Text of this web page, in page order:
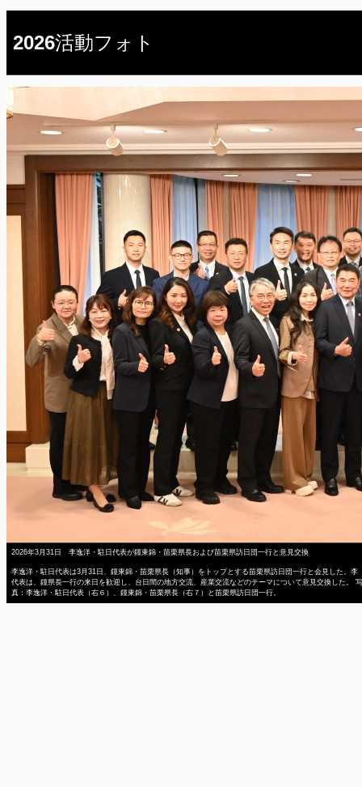
2026活動フォト
2026年3月31日 李逸洋・駐日代表が鍾東錦・苗栗県長および苗栗県訪日団一行と意見交換
李逸洋・駐日代表は3月31日、鍾東錦・苗栗県長（知事）をトップとする苗栗県訪日団一行と会見した。李
代表は、鍾県長一行の来日を歓迎し、台日間の地方交流、産業交流などのテーマについて意見交換した。 写
真：李逸洋・駐日代表（右６）、鍾東錦・苗栗県長（右７）と苗栗県訪日団一行。